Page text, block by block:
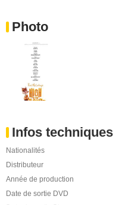
Photo
Infos techniques
Nationalités
Distributeur
Année de production
Date de sortie DVD